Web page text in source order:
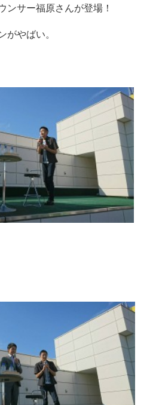
ンサー福原さんが登場！
がやばい。